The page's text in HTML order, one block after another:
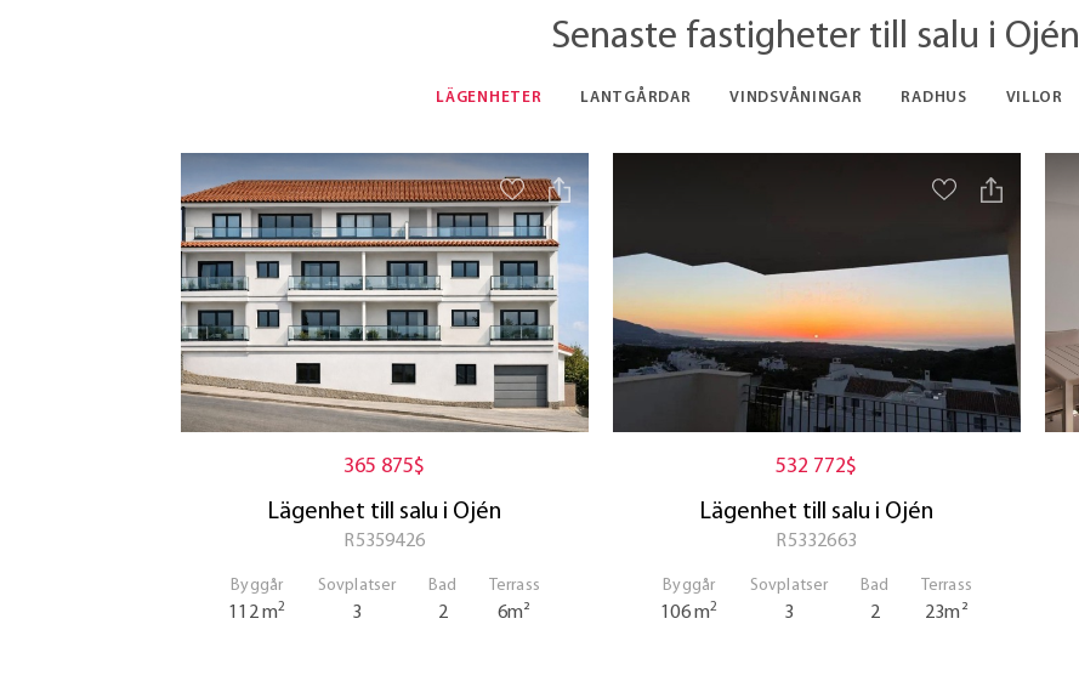
Senaste fastigheter till salu i Ojén
LÄGENHETER LANTGÅRDAR VINDSVÅNINGAR RADHUS VILLOR
365 875$
Lägenhet till salu i Ojén
R5359426
Byggår
112 m2
Sovplatser
3
Bad
2
Terrass
6m²
532 772$
Lägenhet till salu i Ojén
R5332663
Byggår
106 m2
Sovplatser
3
Bad
2
Terrass
23m²